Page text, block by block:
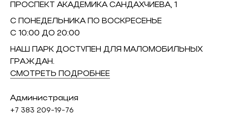
ПРОСПЕКТ АКАДЕМИКА САНДАХЧИЕВА, 1
С ПОНЕДЕЛЬНИКА ПО ВОСКРЕСЕНЬЕ
С 10:00 ДО 20:00
НАШ ПАРК ДОСТУПЕН ДЛЯ МАЛОМОБИЛЬНЫХ
ГРАЖДАН.
СМОТРЕТЬ ПОДРОБНЕЕ
Администрация
+7 383 209-19-76